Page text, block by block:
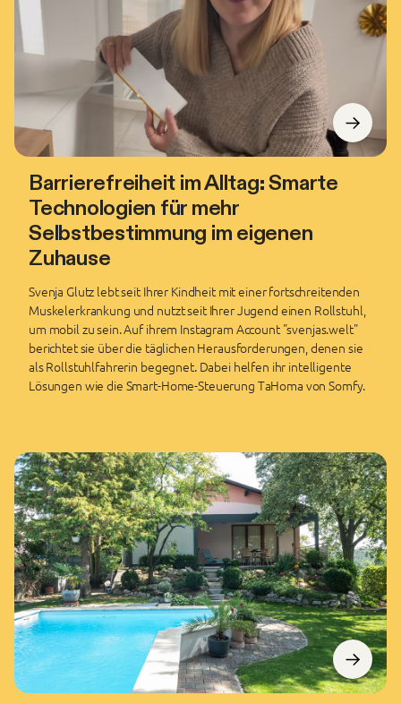
Barrierefreiheit im Alltag: Smarte
Technologien für mehr
Selbstbestimmung im eigenen
Zuhause
Svenja Glutz lebt seit Ihrer Kindheit mit einer fortschreitenden
Muskelerkrankung und nutzt seit Ihrer Jugend einen Rollstuhl,
um mobil zu sein. Auf ihrem Instagram Account "svenjas.welt"
berichtet sie über die täglichen Herausforderungen, denen sie
als Rollstuhlfahrerin begegnet. Dabei helfen ihr intelligente
Lösungen wie die Smart-Home-Steuerung TaHoma von Somfy.